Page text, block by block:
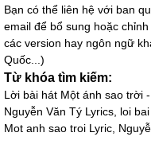
Bạn có thể liên hệ với ban
email để bổ sung hoặc
các version hay ngôn ngữ
Quốc...)
Từ khóa tìm kiếm:
Lời bài hát Một ánh sao trời
Nguyễn Văn Tý Lyrics, loi
Mot anh sao troi Lyric,